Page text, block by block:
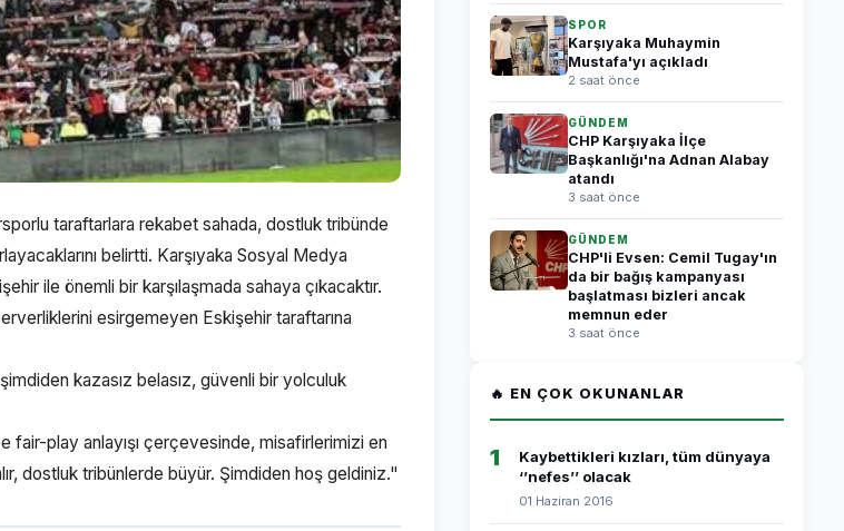
taraftarlara rekabet sahada, dostluk tribünde
belirtti. Karşıyaka Sosyal Medya
ile önemli bir karşılaşmada sahaya çıkacaktır.
esirgemeyen Eskişehir taraftarına
kazasız belasız, güvenli bir yolculuk
fair-play anlayışı çerçevesinde, misafirlerimizi en
dostluk tribünlerde büyür. Şimdiden hoş geldiniz."
SPOR
Karşıyaka Muhaymin
Mustafa'yı açıkladı
2 saat önce
GÜNDEM
CHP Karşıyaka İlçe
Başkanlığı'na Adnan Alabay
atandı
3 saat önce
GÜNDEM
CHP'li Evsen: Cemil Tugay'ın
da bir bağış kampanyası
başlatması bizleri ancak
memnun eder
3 saat önce
🔥 EN ÇOK OKUNANLAR
1
Kaybettikleri kızları, tüm dünyaya
‘’nefes’’ olacak
01 Haziran 2016